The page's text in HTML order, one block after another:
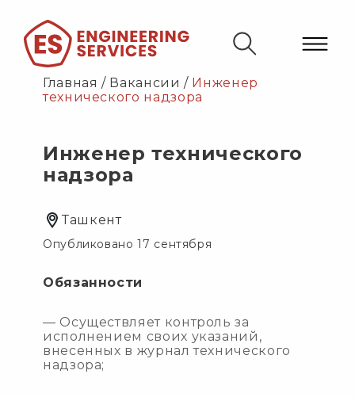
Главная / Вакансии / Инженер
технического надзора
Инженер технического
надзора
Ташкент
Опубликовано 17 сентября
Обязанности
— Осуществляет контроль за
исполнением своих указаний,
внесенных в журнал технического
надзора;